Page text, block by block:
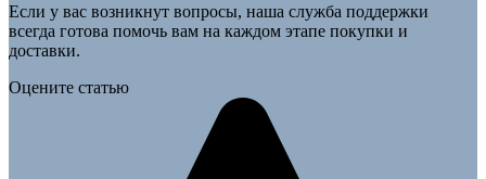
Если у вас возникнут вопросы, наша служба поддержки
всегда готова помочь вам на каждом этапе покупки и
доставки.
Оцените статью